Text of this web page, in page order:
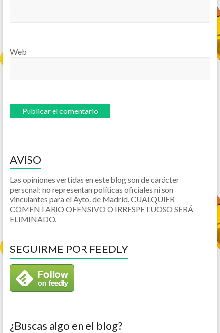
Web
AVISO
Las opiniones vertidas en este blog son de carácter
personal: no representan políticas oficiales ni son
vinculantes para el Ayto. de Madrid. CUALQUIER
COMENTARIO OFENSIVO O IRRESPETUOSO SERÁ
ELIMINADO.
SEGUIRME POR FEEDLY
¿Buscas algo en el blog?